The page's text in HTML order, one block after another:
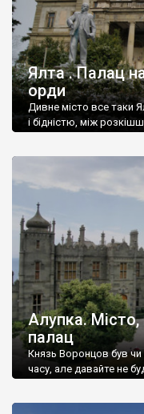
Ялта . Палац
орди
Дивне місто все таки
і бідністю, між
Алупка. Місто,
палац
Князь Воронцов був
часу, але давайте не